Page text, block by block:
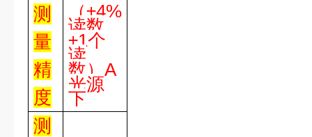
测
量
精
度
（±4%
读数
±1个
读
数）A
光源
下
测